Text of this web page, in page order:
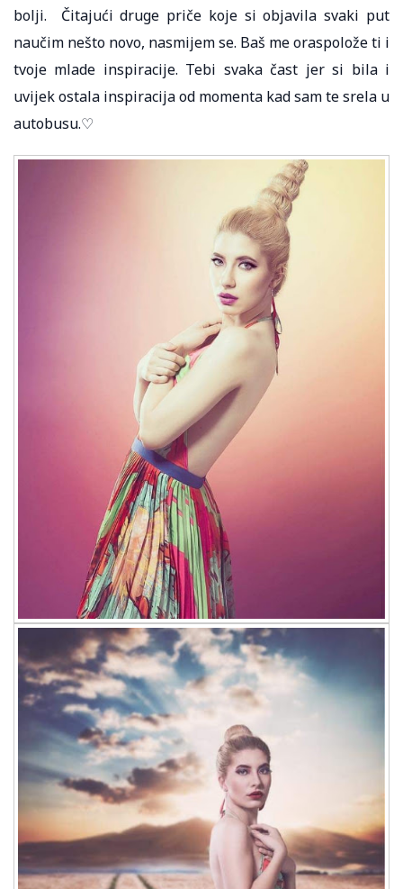
bolji. Čitajući druge priče koje si objavila svaki put
naučim nešto novo, nasmijem se. Baš me oraspolože ti i
tvoje mlade inspiracije. Tebi svaka čast jer si bila i
uvijek ostala inspiracija od momenta kad sam te srela u
autobusu.♡